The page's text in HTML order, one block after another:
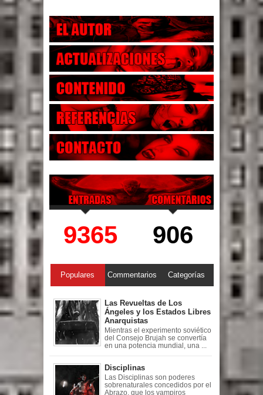
9365 906
Populares Commentarios Categorías
Las Revueltas de Los
Ángeles y los Estados Libres
Anarquistas
Mientras el experimento soviético
del Consejo Brujah se convertía
en una potencia mundial, una ...
Disciplinas
Las Disciplinas son poderes
sobrenaturales concedidos por el
Abrazo, que los vampiros